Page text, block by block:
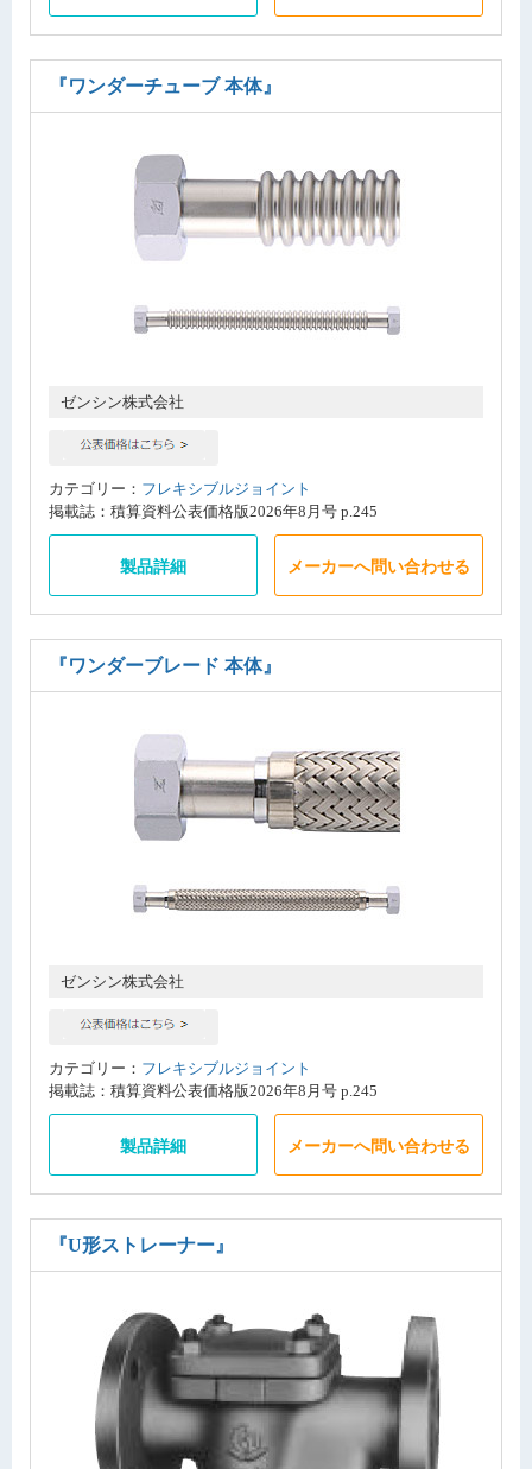
『ワンダーチューブ 本体』
ゼンシン株式会社
カテゴリー： フレキシブルジョイント
掲載誌：積算資料公表価格版2026年8月号 p.245
製品詳細 メーカーへ問い合わせる
『ワンダーブレード 本体』
ゼンシン株式会社
カテゴリー： フレキシブルジョイント
掲載誌：積算資料公表価格版2026年8月号 p.245
製品詳細 メーカーへ問い合わせる
『U形ストレーナー』